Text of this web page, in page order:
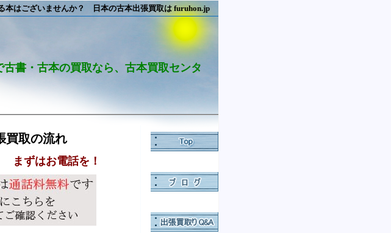
本はございませんか？ 日本の古本出張買取は furuhon.jp
・古本の買取なら、古本買取センタ
買取の流れ
まずはお電話を！